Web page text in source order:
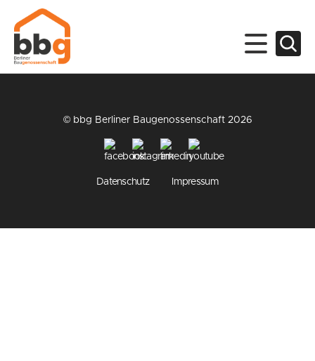
© bbg Berliner Baugenossenschaft 2026
Datenschutz Impressum